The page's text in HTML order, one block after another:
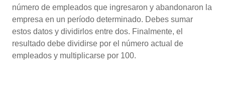
número de empleados que ingresaron y abandonaron la
empresa en un período determinado. Debes sumar
estos datos y dividirlos entre dos. Finalmente, el
resultado debe dividirse por el número actual de
empleados y multiplicarse por 100.